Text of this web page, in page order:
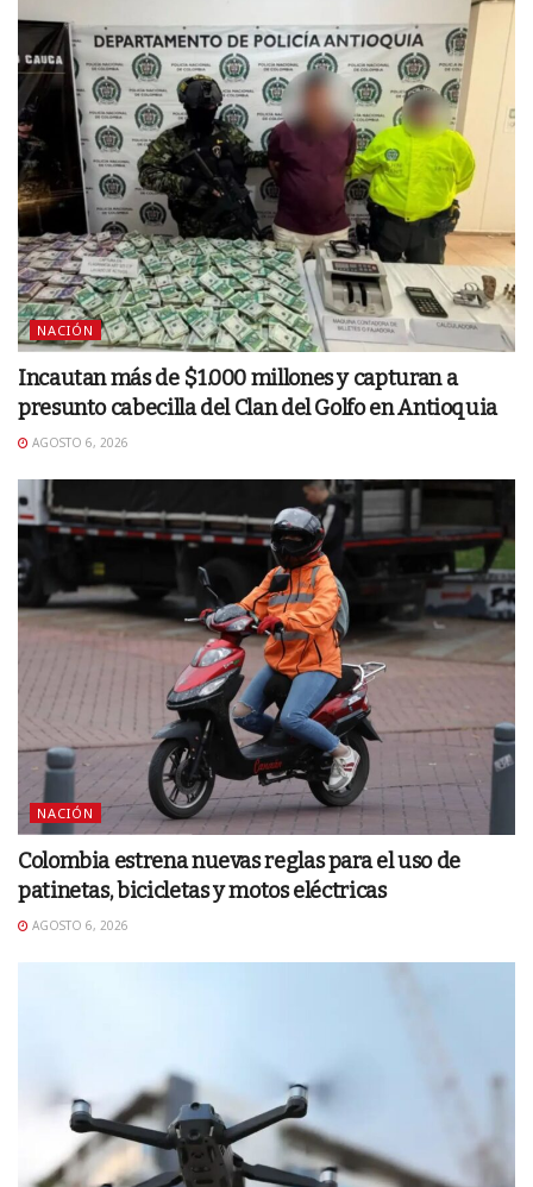
NACIÓN
Incautan más de $1.000 millones y capturan a
presunto cabecilla del Clan del Golfo en Antioquia
AGOSTO 6, 2026
NACIÓN
Colombia estrena nuevas reglas para el uso de
patinetas, bicicletas y motos eléctricas
AGOSTO 6, 2026